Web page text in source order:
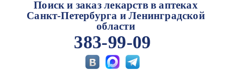
Поиск и заказ лекарств в аптеках
Санкт-Петербурга и Ленинградской
области
383-99-09